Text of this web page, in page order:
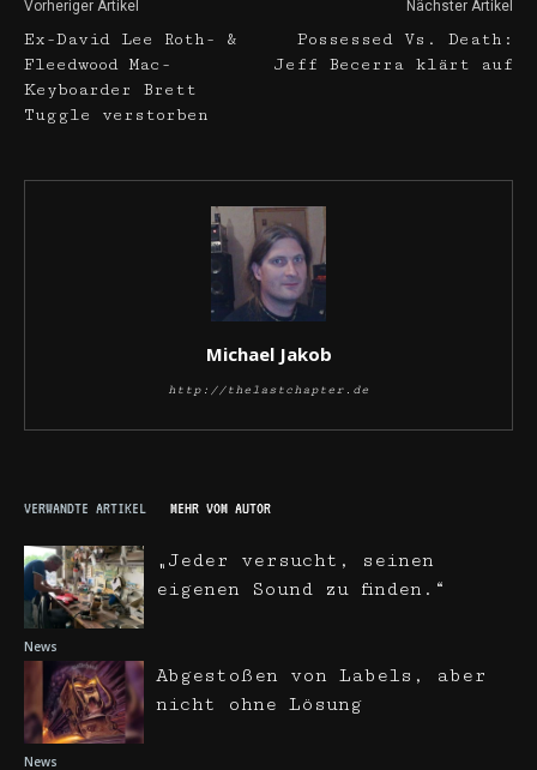
Vorheriger Artikel
Ex-David Lee Roth- &
Fleedwood Mac-
Keyboarder Brett
Tuggle verstorben
Nächster Artikel
Possessed Vs. Death:
Jeff Becerra klärt auf
Michael Jakob
http://thelastchapter.de
VERWANDTE ARTIKEL MEHR VOM AUTOR
News
„Jeder versucht, seinen
eigenen Sound zu finden.“
News
Abgestoßen von Labels, aber
nicht ohne Lösung